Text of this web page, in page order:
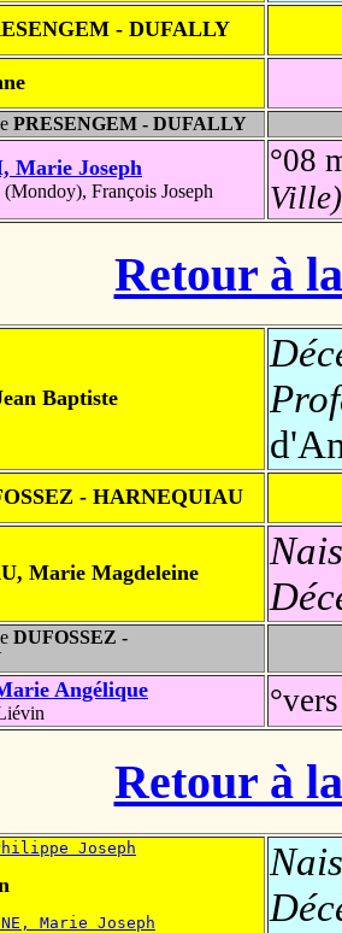
- DUFALLY
PRESENGEM - DUFALLY
Marie Joseph
François Joseph
°08
Retour à
Baptiste
- HARNEQUIAU
Marie Magdeleine
DUFOSSEZ -
Angélique
Retour à
Joseph
Marie Joseph